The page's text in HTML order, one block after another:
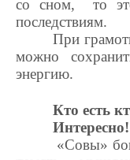
со сном, то
последствиям.
При
можно
энергию.
Кто есть
Интересно!
«Совы»